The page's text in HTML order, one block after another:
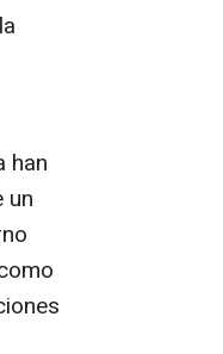
han
un